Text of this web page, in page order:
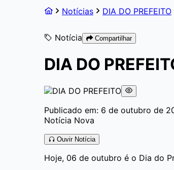
Notícias DIA DO PREFEITO
Notícia Compartilhar
DIA DO
Publicado em: 6 de outubro de
Notícia Nova
Ouvir Notícia
Hoje, 06 de outubro é o Dia do